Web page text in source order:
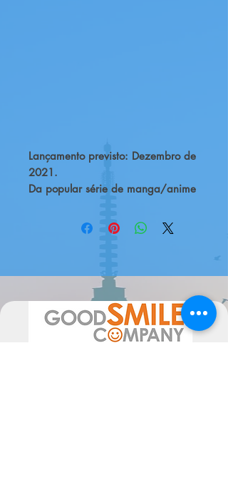
Lançamento previsto: Dezembro de
2021.
Da popular série de manga/anime
Nendoroid do amigo de infância
do personagem principal Deku e
placas faciais, incluindo uma
expressão sorridente, uma
expressão de luta e uma expressão
atordoada! Partes de efeito para